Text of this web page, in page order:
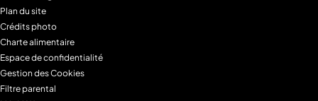
Plan du site
Crédits photo
Charte alimentaire
Espace de confidentialité
Gestion des Cookies
Filtre parental